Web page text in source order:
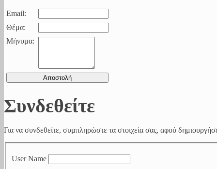
Email:
Θέμα:
Μήνυμα:
Συνδεθείτε
Για να συνδεθείτε, συμπληρώστε τα στοιχεία σας, αφού
User Name